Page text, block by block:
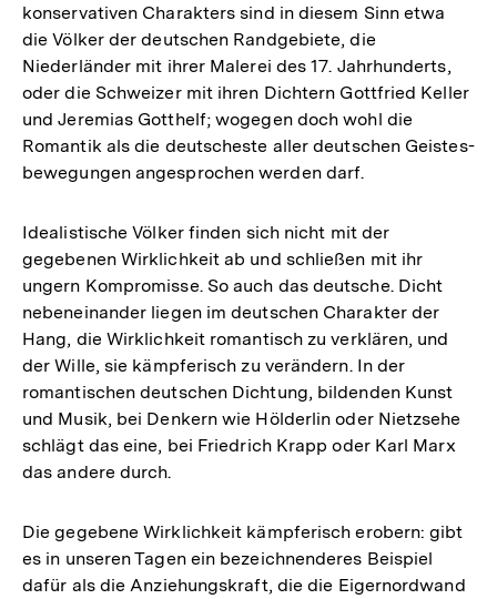
konservativen Charakters sind in diesem Sinn etwa
die Völker der deutschen Randgebiete, die
Niederländer mit ihrer Malerei des 17. Jahrhunderts,
oder die Schweizer mit ihren Dichtern Gottfried Keller
und Jeremias Gotthelf; wogegen doch wohl die
Romantik als die deutscheste aller deutschen Geistes-
bewegungen angesprochen werden darf.
Idealistische Völker finden sich nicht mit der
gegebenen Wirklichkeit ab und schließen mit ihr
ungern Kompromisse. So auch das deutsche. Dicht
nebeneinander liegen im deutschen Charakter der
Hang, die Wirklichkeit romantisch zu verklären, und
der Wille, sie kämpferisch zu verändern. In der
romantischen deutschen Dichtung, bildenden Kunst
und Musik, bei Denkern wie Hölderlin oder Nietzsehe
schlägt das eine, bei Friedrich Krapp oder Karl Marx
das andere durch.
Die gegebene Wirklichkeit kämpferisch erobern: gibt
es in unseren Tagen ein bezeichnenderes Beispiel
dafür als die Anziehungskraft, die die Eigernordwand